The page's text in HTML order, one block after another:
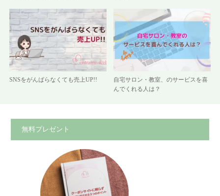
SNSをがんばらなくても売上UP!!
自宅サロン・教室、のサービスを喜
んでくれる人は？
無料プレゼント